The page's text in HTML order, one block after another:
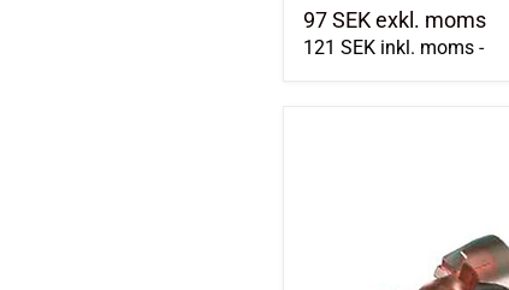
97 SEKexkl. moms
121 SEK inkl. moms -